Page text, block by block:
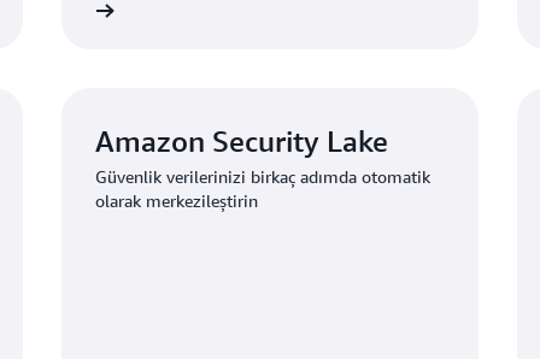
Amazon Security Lake
Güvenlik verilerinizi birkaç adımda otomatik
olarak merkezileştirin